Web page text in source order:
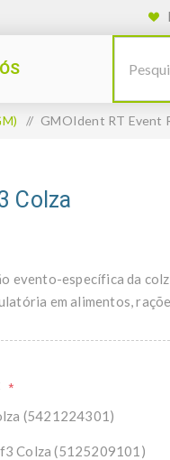
/ GMOIdent RT Event
Colza
evento-específica da
em alimentos,
*
(5421224301)
Colza (5125209101)